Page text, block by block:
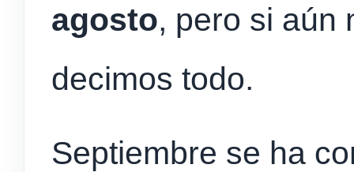
agosto, pero si aún
decimos todo.
Septiembre se ha